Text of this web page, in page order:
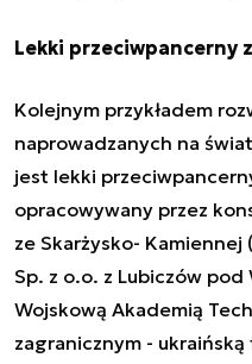
Lekki przeciwpancerny
Kolejnym przykładem
naprowadzanych na
jest lekki
opracowywany przez
ze Skarżysko-
Sp. z o.o. z Lubiczów pod
Wojskową Akademią
zagranicznym - ukraińską